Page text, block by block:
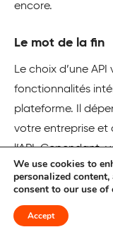
encore.
Le mot de la fin
Le choix d’une API
fonctionnalités
plateforme. Il
votre entreprise et
l’API. Cependant,
gardant à l’esprit
plusieurs API
sont mieux
We use cookies to
personalized
consent to our use of
Accept